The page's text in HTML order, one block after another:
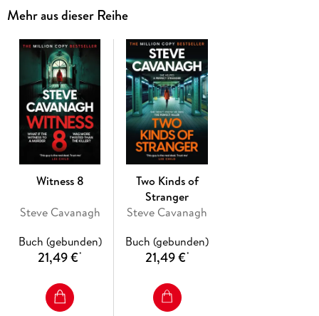
Vanessa Vanderpool, married to one of America's most
influential men, has her own ambitions. But the affair he's
having could ruin everything.
When the other woman is found brutally murdered, there are
only two suspects...
One of them is guilty. But which one?
Conman turned defence lawyer Eddie Flynn must risk his life
to find out...
The Sunday Times Top Five bestseller returns with a brand
new thriller featuring the unforgettable Eddie Flynn.
Praise for multi-award winner Steve Cavanagh:
'Cavanagh is a genius... page-turning stuff' EVENING
STANDARD
Mehr aus dieser Reihe
Witness 8
Steve Cavanagh
Buch (gebunden)
21,49 €*
Two Kinds of
Stranger
Steve Cavanagh
Buch (gebunden)
21,49 €*